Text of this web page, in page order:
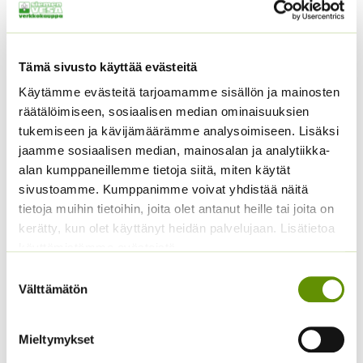
Tämä sivusto käyttää evästeitä
Käytämme evästeitä tarjoamamme sisällön ja mainosten
räätälöimiseen, sosiaalisen median ominaisuuksien
tukemiseen ja kävijämäärämme analysoimiseen. Lisäksi
jaamme sosiaalisen median, mainosalan ja analytiikka-
alan kumppaneillemme tietoja siitä, miten käytät
sivustoamme. Kumppanimme voivat yhdistää näitä
tietoja muihin tietoihin, joita olet antanut heille tai joita on
kerätty, kun olet käyttänyt heidän palvelujaan. Lisätietoa
valinta
Välttämätön
Mieltymykset
pakkasen jälkeen. (vain alueilla, joilla on pitkät
kasvukaudet)
Riviväli:30 cm
Valontarpeet: Täysi aurinko/puolivarjoinen
Arvioitu kukintapäivä siemenestä:90-100 päivää
Tutustu myös